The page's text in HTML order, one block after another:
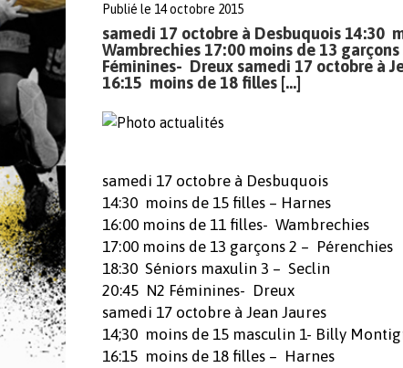
Publié le 14 octobre 2015
samedi 17 octobre à Desbuquois 14:30
Wambrechies 17:00 moins de 13
Féminines- Dreux samedi 17 octobre à
16:15 moins de 18 filles […]
samedi 17 octobre à Desbuquois
14:30 moins de 15 filles – Harnes
16:00 moins de 11 filles- Wambrechies
17:00 moins de 13 garçons 2 – Pérenchies
18:30 Séniors maxulin 3 – Seclin
20:45 N2 Féminines- Dreux
samedi 17 octobre à Jean Jaures
14;30 moins de 15 masculin 1- Billy
16:15 moins de 18 filles – Harnes